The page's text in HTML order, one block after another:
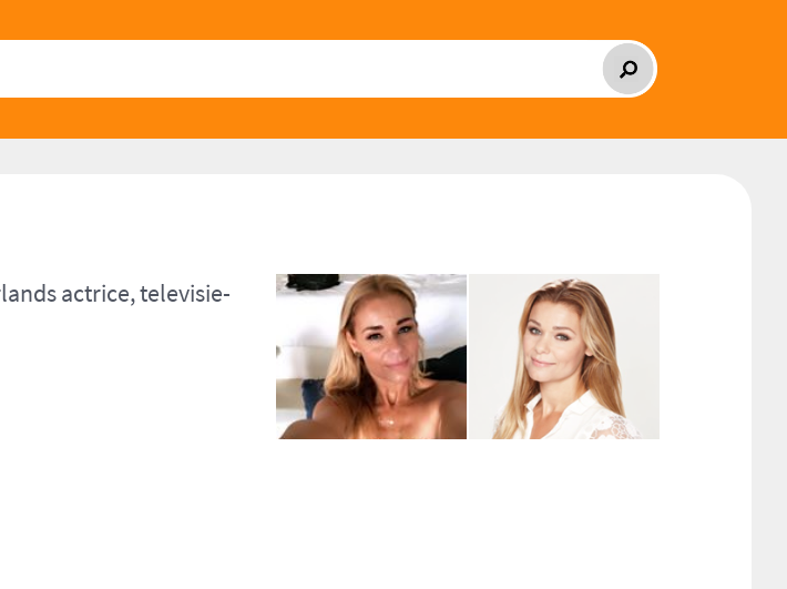
actrice, televisie-